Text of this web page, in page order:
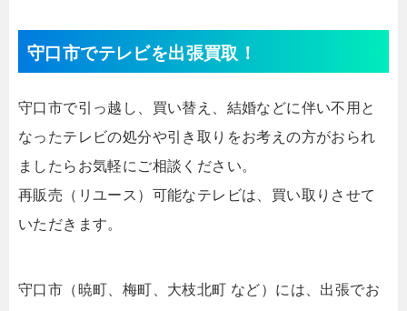
守口市でテレビを出張買取！
守口市で引っ越し、買い替え、結婚などに伴い不用と
なったテレビの処分や引き取りをお考えの方がおられ
ましたらお気軽にご相談ください。
再販売（リユース）可能なテレビは、買い取りさせて
いただきます。
守口市（暁町、梅町、大枝北町 など）には、出張でお